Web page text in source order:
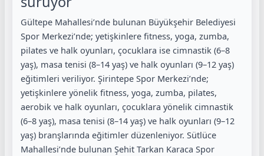
Gültepe Mahallesi’nde bulunan Büyükşehir Belediyesi
Spor Merkezi’nde; yetişkinlere fitness, yoga, zumba,
pilates ve halk oyunları, çocuklara ise cimnastik (6–8
yaş), masa tenisi (8–14 yaş) ve halk oyunları (9–12 yaş)
eğitimleri veriliyor. Şirintepe Spor Merkezi’nde;
yetişkinlere yönelik fitness, yoga, zumba, pilates,
aerobik ve halk oyunları, çocuklara yönelik cimnastik
(6–8 yaş), masa tenisi (8–14 yaş) ve halk oyunları (9–12
yaş) branşlarında eğitimler düzenleniyor. Sütlüce
Mahallesi’nde bulunan Şehit Tarkan Karaca Spor